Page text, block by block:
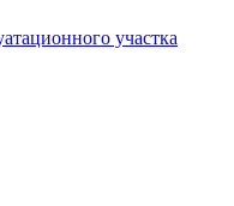
участка